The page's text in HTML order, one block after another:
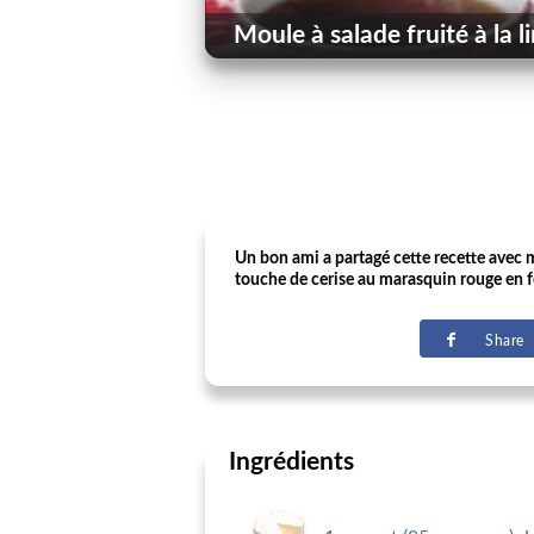
Moule à salade fruité à la
Un bon ami a partagé cette recette avec
touche de cerise au marasquin rouge
Share
Ingrédients